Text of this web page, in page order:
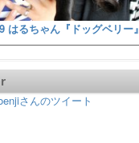
はるちゃん『ドッグベリー』
さんのツイート